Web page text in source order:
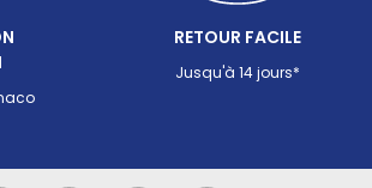
RETOUR FACILE
Jusqu'à 14 jours*